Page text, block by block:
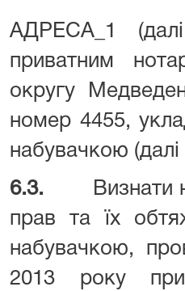
АДРЕСА_1
приватним
округу
номер 4455,
набувачкою (далі
6.3.
Визнати
прав та їх
набувачкою,
2013 року